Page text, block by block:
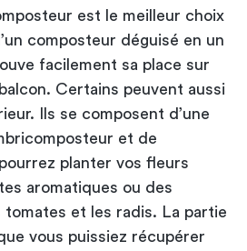
est le meilleur choix
composteur déguisé en un
facilement sa place sur
Certains peuvent aussi
Ils se composent d’une
et de
planter vos fleurs
aromatiques ou des
tomates et les radis. La partie
vous puissiez récupérer